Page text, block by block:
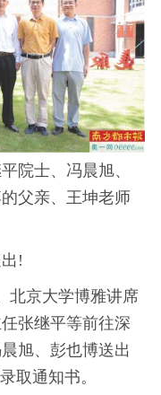
士、冯晨旭、
父亲、王坤老师
出!
京大学博雅讲席
张继平等前往深
旭、彭也博送出
取通知书。